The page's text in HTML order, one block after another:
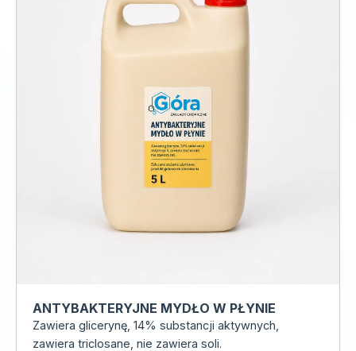
ANTYBAKTERYJNE MYDŁO W PŁYNIE
Zawiera glicerynę, 14% substancji aktywnych,
zawiera triclosane, nie zawiera soli.